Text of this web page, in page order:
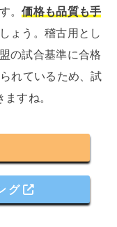
。価格も品質も手
ょう。稽古用とし
の試合基準に合格
れているため、試
すね。
グ